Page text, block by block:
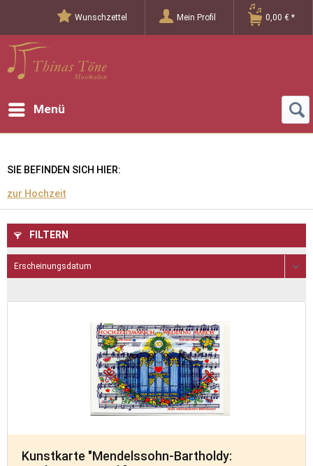
Wunschzettel Mein Profil 0,00 € *
Menü
SIE BEFINDEN SICH HIER:
zur Hochzeit
FILTERN
Kunstkarte "Mendelssohn-Bartholdy: